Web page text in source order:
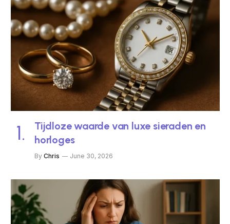
Tijdloze waarde van luxe sieraden en
horloges
By Chris June 30, 2026